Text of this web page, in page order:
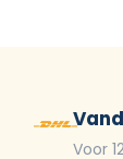
Voor